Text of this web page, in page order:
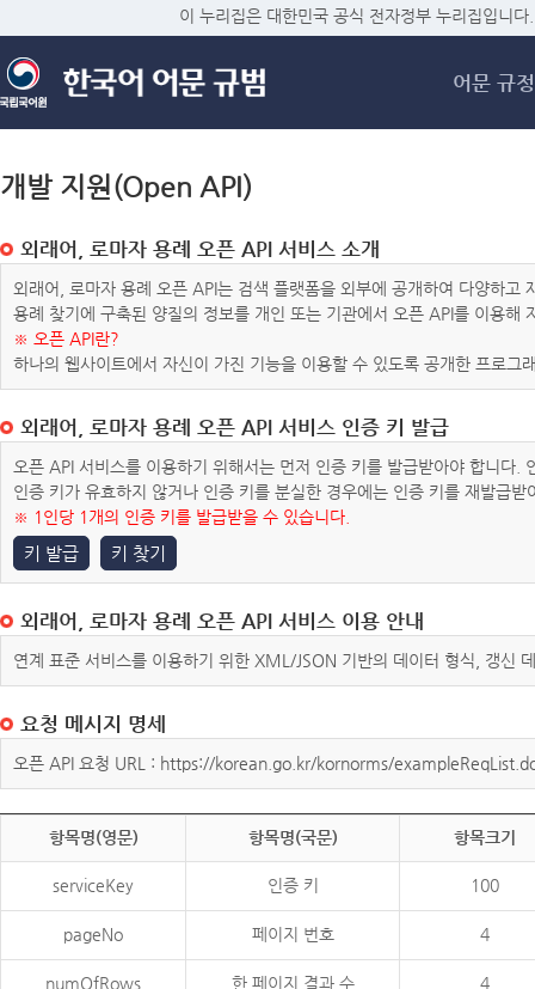
메
이 누리집은 대한민국 공식 전자정부 누리집입니다.
어문 규정
개발 지원(Open API)
외래어, 로마자 용례 오픈 API 서비스 소개
외래어, 로마자 용례 오픈 API는 검색 플랫폼을 외부에 공개하여 다양하
용례 찾기에 구축된 양질의 정보를 개인 또는 기관에서 오픈 API를 이용해
※ 오픈 API란?
하나의 웹사이트에서 자신이 가진 기능을 이용할 수 있도록 공개한 프로그
외래어, 로마자 용례 오픈 API 서비스 인증 키 발급
오픈 API 서비스를 이용하기 위해서는 먼저 인증 키를 발급받아야 합니다
인증 키가 유효하지 않거나 인증 키를 분실한 경우에는 인증 키를 재발급받
※ 1인당 1개의 인증 키를 발급받을 수 있습니다.
키 발급 키 찾기
외래어, 로마자 용례 오픈 API 서비스 이용 안내
연계 표준 서비스를 이용하기 위한 XML/JSON 기반의 데이터 형식, 갱신
요청 메시지 명세
오픈 API 요청 URL : https://korean.go.kr/kornorms/
항목명(영문) 항목명(국문) 항목크기
serviceKey 인증 키 100
pageNo 페이지 번호 4
numOfRows 한 페이지 결과 수 4